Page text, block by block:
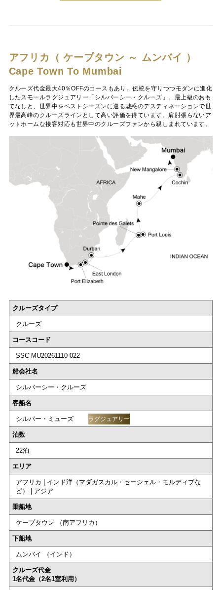
アフリカ（ ケープタウン ～ ムンバイ ）
Cape Town To Mumbai
クルーズ代金最大40％OFFのコースもあり。伝統を守りつつモダンに進化
したスモールラグジュアリー「シルバーシー・クルーズ」。最上級のおも
てなしと、世界中をベストシーズンに巡る魅惑のデスティネーションで世
界最高峰のクルーズラインとして高い評価を得ています。肩肘張らないア
ットホームな接客対応も世界中のクルーズファンから親しまれています。
クルーズタイプ
クルーズ
コースコード
SSC-MU20261110-022
船会社名
シルバーシー・クルーズ
客船名
シルバー・ミューズ ラグジュアリー
泊数
22泊
エリア
アフリカ | インド洋（マダガスカル・セーシェル・モルディブな
ど） | アジア
乗船地
ケープタウン （南アフリカ）
下船地
ムンバイ （インド）
クルーズ代金
1名代金（2名1室利用）